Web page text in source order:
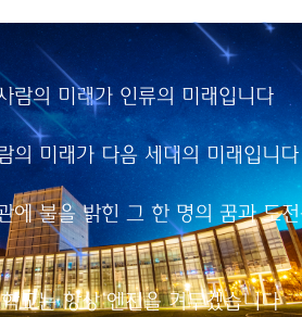
람의 미래가 인류의 미래입니다
의 미래가 다음 세대의 미래입니다
에 불을 밝힌 그 한 명의 꿈과 도
교는 항상 엔진을 켜두겠습니다
의 미래가
다
미래가
입니다
불을 밝힌
전을 위해
는
겠습니다